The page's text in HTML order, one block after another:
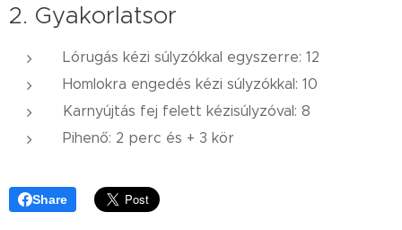
2. Gyakorlatsor
Lórugás kézi súlyzókkal egyszerre: 12
Homlokra engedés kézi súlyzókkal: 10
Karnyújtás fej felett kézisúlyzóval: 8
Pihenő: 2 perc és + 3 kör
Share